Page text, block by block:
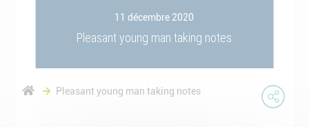
11 décembre 2020
Pleasant young man taking notes
Pleasant young man taking notes